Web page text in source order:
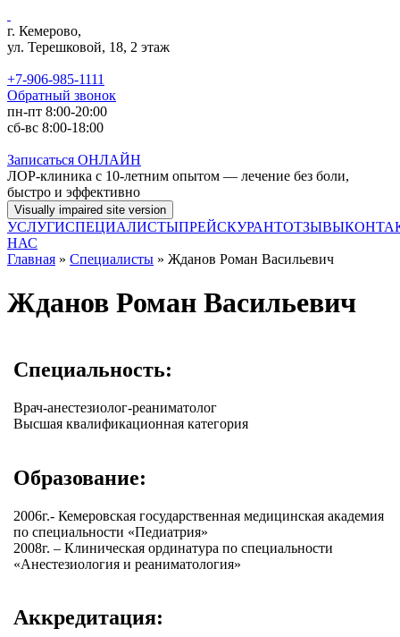
г. Кемерово,
ул. Терешковой, 18, 2 этаж
+7-906-985-1111
Обратный звонок
пн-пт 8:00-20:00
сб-вс 8:00-18:00
Записаться ОНЛАЙН
ЛОР-клиника с 10-летним опытом — лечение без боли,
быстро и эффективно
УСЛУГИСПЕЦИАЛИСТЫПРЕЙСКУРАНТОТЗЫВЫ
НАС
Главная » Специалисты » Жданов Роман Васильевич
Жданов Роман Васильевич
Специальность:
Врач-анестезиолог-реаниматолог
Высшая квалификационная категория
Образование:
2006г.- Кемеровская государственная медицинская академия
по специальности «Педиатрия»
2008г. – Клиническая ординатура по специальности
«Анестезиология и реаниматология»
Аккредитация: